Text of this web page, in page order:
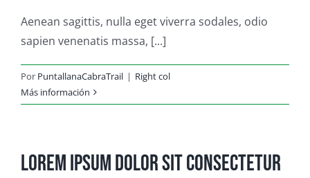
Aenean sagittis, nulla eget viverra sodales, odio
sapien venenatis massa, [...]
Por PuntallanaCabraTrail | Right col
Más información
Lorem ipsum dolor sit consectetur